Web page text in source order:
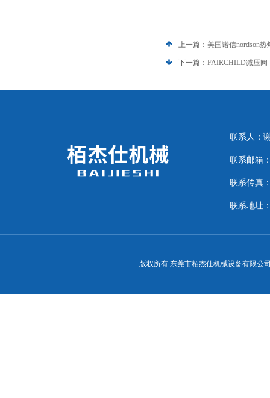
上一篇： 美国诺信nordson热
下一篇： FAIRCHILD减压阀
联系人：
联系邮箱
联系传真
联系地址
版权所有 东莞市栢杰仕机械设备有限公